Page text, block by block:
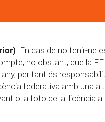
. En cas de no tenir-ne
no obstant, que la
per tant és
federativa amb una
o la foto de la llicència